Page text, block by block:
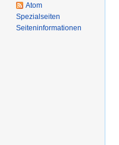
Atom
Spezialseiten
Seiten­informationen